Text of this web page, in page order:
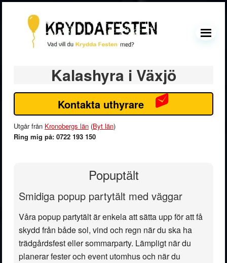
huvudnavigering
huvudinnehåll
MENU
PrimärtKalashyra i Växjö
Kontakta uthyrare
Utgår från Kronobergs län(Byt län)
Ring mig på: 0722 193 150
Popuptält
Smidiga popup partytält med väggar
Våra popup partytält är enkela att sätta upp för att få
skydd från både sol, vind och regn när du ska ha
trädgårdsfest eller sommarparty. Lämpligt när du
planerar fester och event utomhus och när du